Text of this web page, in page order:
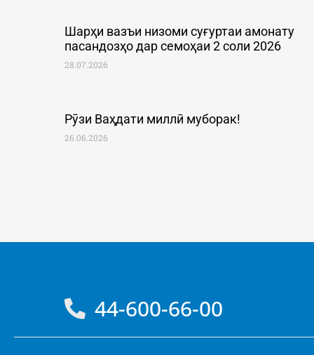
Шарҳи вазъи низоми суғуртаи амонату
пасандозҳо дар семоҳаи 2 соли 2026
28.07.2026
Рӯзи Ваҳдати миллӣ муборак!
26.06.2026
44-600-66-00